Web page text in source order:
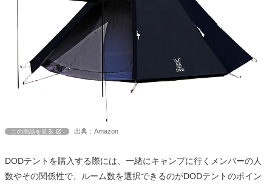
この商品を見る 出典：Amazon
DODテントを購入する際には、一緒にキャンプに行くメンバーの人
数やその関係性で、ルーム数を選択できるのがDODテントのポイン